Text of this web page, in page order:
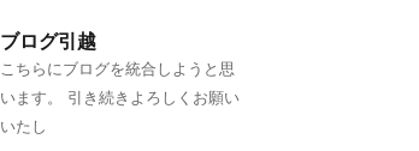
ブログ引越
こちらにブログを統合しようと思
います。 引き続きよろしくお願い
いたし